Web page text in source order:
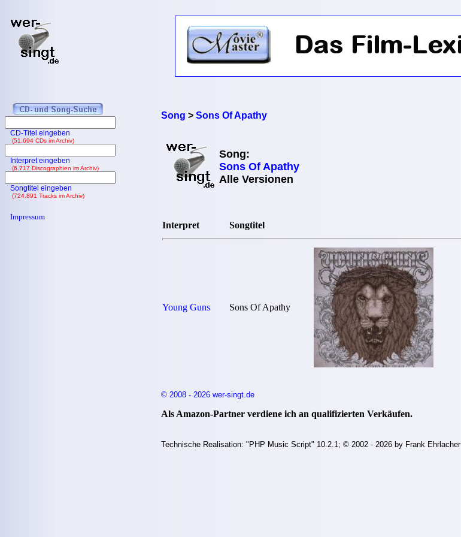
Song > Sons Of Apathy
Song:
Sons Of Apathy
Alle Versionen
Interpret Songtitel
Young Guns Sons Of Apathy
© 2008 - 2026 wer-singt.de
Als Amazon-Partner verdiene ich an qualifizierten Verkäufen.
Technische Realisation: "PHP Music Script" 10.2.1; © 2002 - 2026 by Frank Ehrlacher
CD-Titel eingeben
(51.694 CDs im Archiv)
Interpret eingeben
(6.717 Discographien im Archiv)
Songtitel eingeben
(724.891 Tracks im Archiv)
Impressum